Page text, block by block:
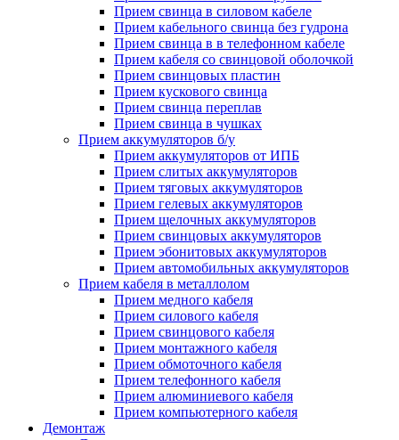
Прием свинца в силовом кабеле
Прием кабельного свинца без гудрона
Прием свинца в в телефонном кабеле
Прием кабеля со свинцовой оболочкой
Прием свинцовых пластин
Прием кускового свинца
Прием свинца переплав
Прием свинца в чушках
Прием аккумуляторов б/у
Прием аккумуляторов от ИПБ
Прием слитых аккумуляторов
Прием тяговых аккумуляторов
Прием гелевых аккумуляторов
Прием щелочных аккумуляторов
Прием свинцовых аккумуляторов
Прием эбонитовых аккумуляторов
Прием автомобильных аккумуляторов
Прием кабеля в металлолом
Прием медного кабеля
Прием силового кабеля
Прием свинцового кабеля
Прием монтажного кабеля
Прием обмоточного кабеля
Прием телефонного кабеля
Прием алюминиевого кабеля
Прием компьютерного кабеля
Демонтаж